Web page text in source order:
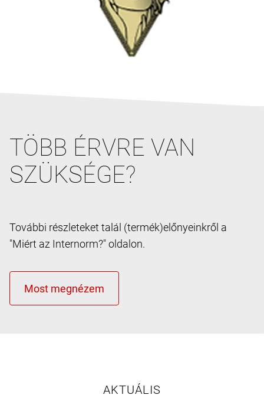
TÖBB ÉRVRE VAN
SZÜKSÉGE?
További részleteket talál (termék)előnyeinkről a
"Miért az Internorm?" oldalon.
AKTUÁLIS